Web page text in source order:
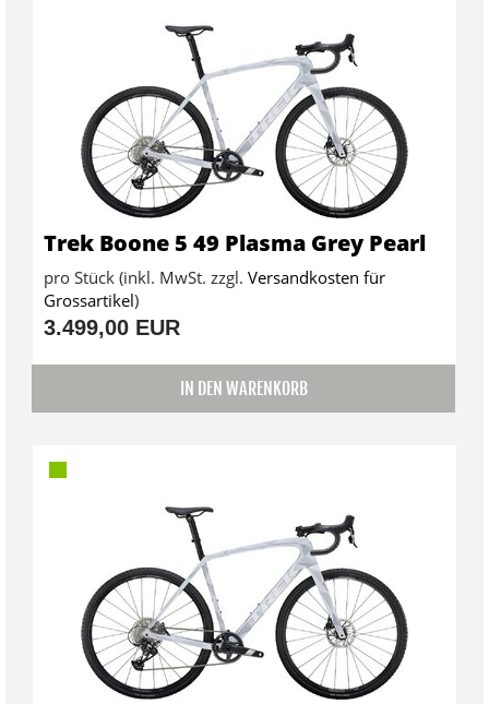
Trek Boone 5 49 Plasma Grey Pearl
pro Stück (inkl. MwSt. zzgl. Versandkosten für
Grossartikel)
3.499,00 EUR
IN DEN WARENKORB